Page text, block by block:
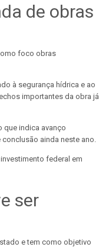
de obras
foco obras
à segurança hídrica e ao
importantes da obra já
que indica avanço
ainda neste ano.
federal em
ser
e tem como objetivo